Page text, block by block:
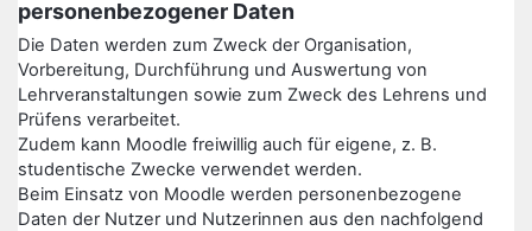
personenbezogener Daten
Die Daten werden zum Zweck der Organisation,
Vorbereitung, Durchführung und Auswertung von
Lehrveranstaltungen sowie zum Zweck des Lehrens und
Prüfens verarbeitet.
Zudem kann Moodle freiwillig auch für eigene, z. B.
studentische Zwecke verwendet werden.
Beim Einsatz von Moodle werden personenbezogene
Daten der Nutzer und Nutzerinnen aus den nachfolgend